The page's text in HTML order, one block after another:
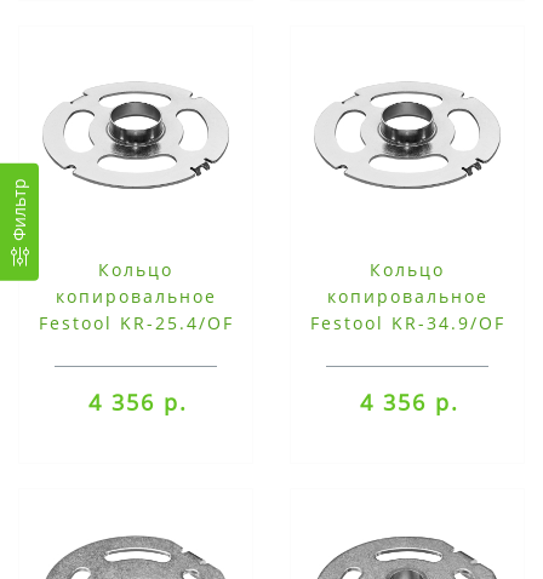
Фильтр
Кольцо
копировальное
Festool KR-25.4/OF
4 356 р.
Кольцо
копировальное
Festool KR-34.9/OF
4 356 р.